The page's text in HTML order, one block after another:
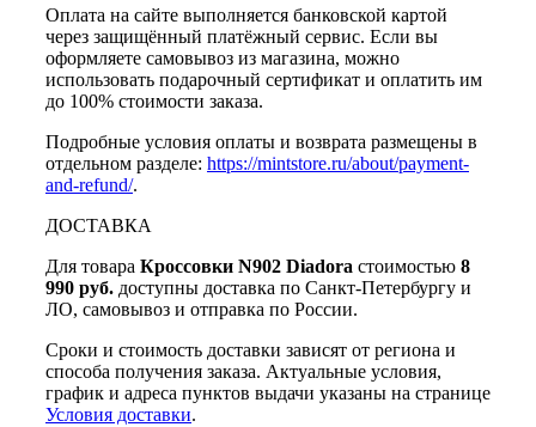
Оплата на сайте выполняется банковской картой
через защищённый платёжный сервис. Если вы
оформляете самовывоз из магазина, можно
использовать подарочный сертификат и оплатить им
до 100% стоимости заказа.
Подробные условия оплаты и возврата размещены в
отдельном разделе: https://mintstore.ru/about/payment-
and-refund/.
ДОСТАВКА
Для товара Кроссовки N902 Diadora стоимостью 8
990 руб. доступны доставка по Санкт-Петербургу и
ЛО, самовывоз и отправка по России.
Сроки и стоимость доставки зависят от региона и
способа получения заказа. Актуальные условия,
график и адреса пунктов выдачи указаны на странице
Условия доставки.